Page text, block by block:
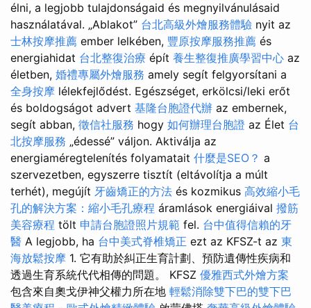
élni, a legjobb tulajdonságaid és megnyilvánulásaid
használatával. „Ablakot” 台北高級外燴服務體驗 nyit az
士林按摩推薦 ember lelkében, 豐原按摩服務推薦 és
energiahidat 台北整復治療 épít 養生整復推廣學習中心 az
életben, 婚禮專屬外燴服務 amely segít felgyorsítani a
全身按摩 lélekfejlődést. Egészséget, erkölcsi/leki erőt
és boldogságot advert 基隆台胞證代辦 az embernek,
segít abban, 徵信社服務 hogy 如何辦理台胞證 az Élet 台
北按摩服務 „édessé” váljon. Aktiválja az
energiaméregtelenítés folyamatait 什麼是SEO？ a
szervezetben, egyszerre tisztít (eltávolítja a múlt
terhét), megújít 牙齒矯正的方法 és kozmikus 高效縮小毛
孔的解決方案：縮小毛孔療程 áramlások energiáival 撥筋
美容療程 tölt 申請台胞證照片規範 fel. 台中值得信賴的牙
醫 A legjobb, ha 台中美式脊椎矯正 ezt az KFSZ-t az 東
海放鬆按摩 1. 它有助於糾正生育計劃、預防遺傳性疾病和
透過生育系統代代相傳的問題。 KFSZ 優雅西式外燴方案
包含來自奧戈伊神父權力所在地 輕鬆消除雙下巴的雙下巴